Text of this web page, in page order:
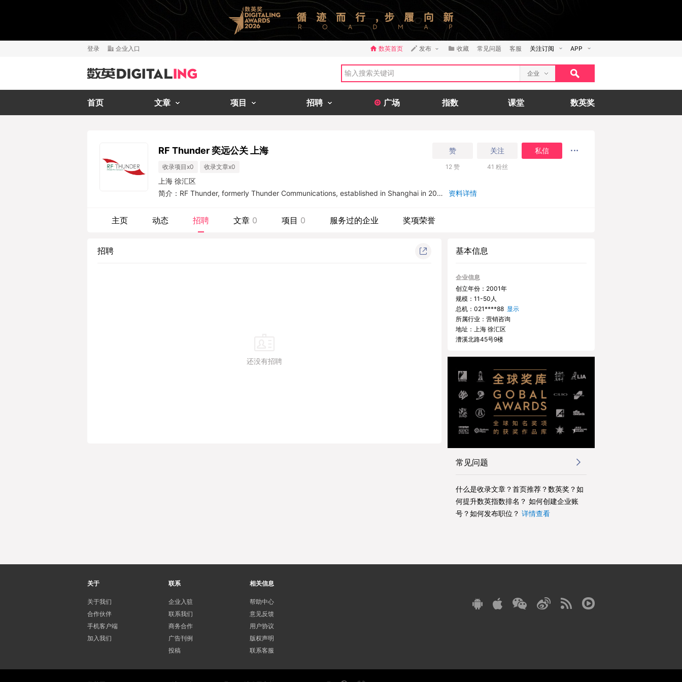
登录 企业入口 数英首页 发布 收藏 常见问题 客服 关注订阅 APP
企业
首页 文章 项目 招聘 广场 指数 课堂 数英奖
RF Thunder 奕远公关 上海
收录项目x0 收录文章x0
赞 关注 私信
12 赞 41 粉丝
上海 徐汇区
简介：RF Thunder, formerly Thunder Communications, established in Shanghai in 2001,
hunder grew close to 700 percent in revenue. Our capabilities and expertise have also
grown extensively, covering integrated communications, digital campaigns and reputa
F Thunder has also developed a strong reputation and resources in beauty and cosme
资料详情
主页 动态 招聘 文章 0 项目 0 服务过的企业 奖项荣誉
招聘
还没有招聘
基本信息
企业信息
创立年份：2001年
规模：11-50人
总机： 021****88 显示
所属行业：营销咨询
地址：上海 徐汇区
漕溪北路45号9楼
常见问题
什么是收录文章？首页推荐？数英奖？如
何提升数英指数排名？ 如何创建企业账
号？如何发布职位？ 详情查看
关于
关于我们
合作伙伴
手机客户端
加入我们
联系
企业入驻
联系我们
商务合作
广告刊例
投稿
相关信息
帮助中心
意见反馈
用户协议
版权声明
联系客服